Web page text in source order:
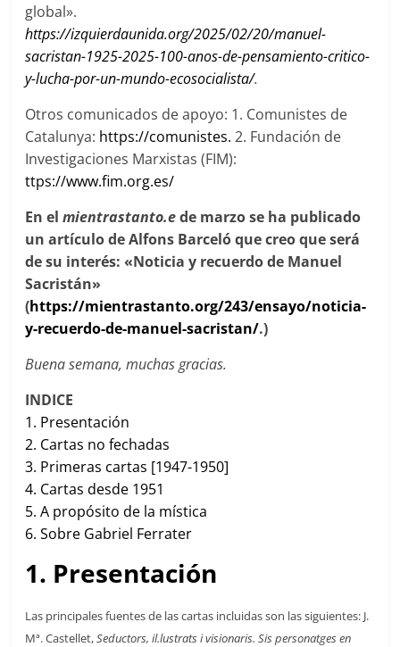
global».
https://izquierdaunida.org/2025/02/20/manuel-
sacristan-1925-2025-100-anos-de-pensamiento-critico-
y-lucha-por-un-mundo-ecosocialista/.
Otros comunicados de apoyo: 1. Comunistes de
Catalunya: https://comunistes. 2. Fundación de
Investigaciones Marxistas (FIM):
ttps://www.fim.org.es/
En elmientrastanto.ede marzo se ha publicado
un artículo de Alfons Barceló que creo que será
de su interés: «Noticia y recuerdo de Manuel
Sacristán»
(https://mientrastanto.org/243/ensayo/noticia-
y-recuerdo-de-manuel-sacristan/.)
Buena semana, muchas gracias.
INDICE
1. Presentación
2. Cartas no fechadas
3. Primeras cartas [1947-1950]
4. Cartas desde 1951
5.A propósito de la mística
6.Sobre Gabriel Ferrater
1. Presentación
Las principales fuentes de las cartas incluidas son las siguientes: J.
Mª. Castellet,Seductors, il.lustrats i visionaris. Sis personatges en